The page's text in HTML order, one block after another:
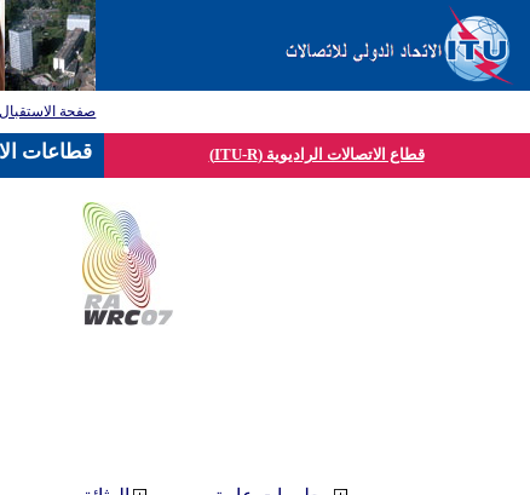
صفحة الاستقبال
قطاع الاتصالات الراديوية (ITU-R) قطاعات